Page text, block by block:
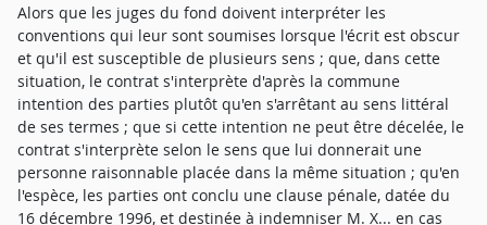
Alors que les juges du fond doivent interpréter les
conventions qui leur sont soumises lorsque l'écrit est obscur
et qu'il est susceptible de plusieurs sens ; que, dans cette
situation, le contrat s'interprète d'après la commune
intention des parties plutôt qu'en s'arrêtant au sens littéral
de ses termes ; que si cette intention ne peut être décelée, le
contrat s'interprète selon le sens que lui donnerait une
personne raisonnable placée dans la même situation ; qu'en
l'espèce, les parties ont conclu une clause pénale, datée du
16 décembre 1996, et destinée à indemniser M. X... en cas